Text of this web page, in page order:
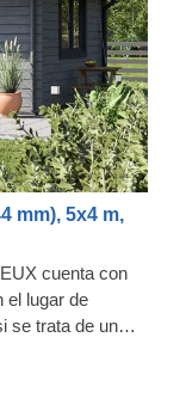
mm), 5x4 m,
cuenta con
el lugar de
se trata de un
llevar a cabo
transformar
podría